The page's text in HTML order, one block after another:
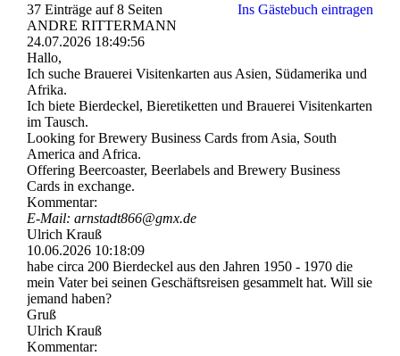
37 Einträge auf 8 Seiten
Ins Gästebuch eintragen
ANDRE RITTERMANN
24.07.2026 18:49:56
Hallo,
Ich suche Brauerei Visitenkarten aus Asien, Südamerika und
Afrika.
Ich biete Bierdeckel, Bieretiketten und Brauerei Visitenkarten
im Tausch.
Looking for Brewery Business Cards from Asia, South
America and Africa.
Offering Beercoaster, Beerlabels and Brewery Business
Cards in exchange.
Kommentar:
E-Mail: arnstadt866@gmx.de
Ulrich Krauß
10.06.2026 10:18:09
habe circa 200 Bierdeckel aus den Jahren 1950 - 1970 die
mein Vater bei seinen Geschäftsreisen gesammelt hat. Will sie
jemand haben?
Gruß
Ulrich Krauß
Kommentar: